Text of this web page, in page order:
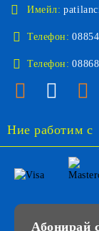
Имейл:
Телефон:
Телефон:
Ние работим с
Абонирай